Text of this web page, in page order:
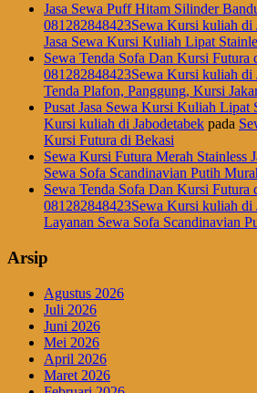
Jasa Sewa Puff Hitam Silinder
081282848423Sewa Kursi kuliah di
Jasa Sewa Kursi Kuliah Lipat
Sewa Tenda Sofa Dan Kursi Futura
081282848423Sewa Kursi kuliah di
Tenda Plafon, Panggung, Kursi
Pusat Jasa Sewa Kursi Kuliah Lipat
Kursi kuliah di Jabodetabek pada
Kursi Futura di Bekasi
Sewa Kursi Futura Merah Stainless
Sewa Sofa Scandinavian Putih
Sewa Tenda Sofa Dan Kursi Futura
081282848423Sewa Kursi kuliah di
Layanan Sewa Sofa Scandinavian
Arsip
Agustus 2026
Juli 2026
Juni 2026
Mei 2026
April 2026
Maret 2026